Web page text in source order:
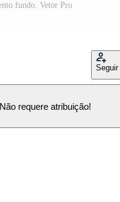
fundo. Vetor Pro
Seguir
requere atribuição!